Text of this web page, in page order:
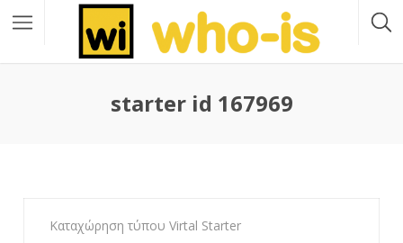
starter id 167969
Καταχώρηση τύπου Virtal Starter